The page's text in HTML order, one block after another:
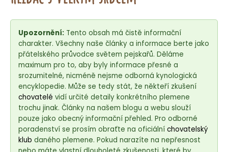
Upozornění: Tento obsah má čistě informační
charakter. Všechny naše články a informace berte jako
přátelského průvodce světem pejskařů. Děláme
maximum pro to, aby byly informace přesné a
srozumitelné, nicméně nejsme odborná kynologická
encyklopedie. Může se tedy stát, že někteří zkušení
chovatelé vidí určité detaily konkrétního plemene
trochu jinak. Články na našem blogu a webu slouží
pouze jako obecný informační přehled. Pro odborné
poradenství se prosím obraťte na oficiální chovatelský
klub daného plemene. Pokud narazíte na nepřesnost
o